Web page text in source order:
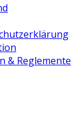
& Reglemente